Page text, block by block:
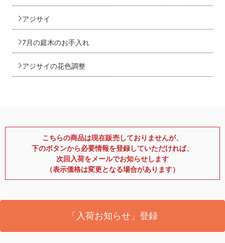
アジサイ
7月の庭木のお手入れ
アジサイの花色調整
こちらの商品は現在販売しておりませんが、
下のボタンから必要情報を登録していただければ、
次回入荷をメールでお知らせします
（表示価格は変更となる場合があります）
「入荷お知らせ」登録